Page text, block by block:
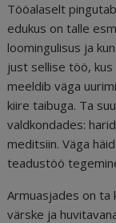
Tööalaselt
edukus on talle
loomingulisus ja
just sellise töö, kus
meeldib väga
kiire taibuga. Ta
valdkondades:
meditsiin. Väga
teadustöö
Armuasjades on ta
värske ja